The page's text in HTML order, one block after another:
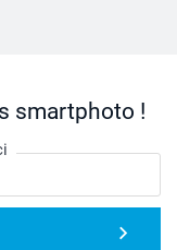
smartphoto !